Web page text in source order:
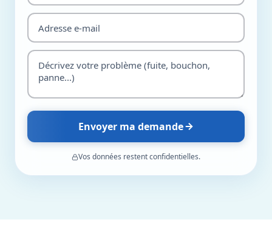
Envoyer ma demande
Vos données restent confidentielles.